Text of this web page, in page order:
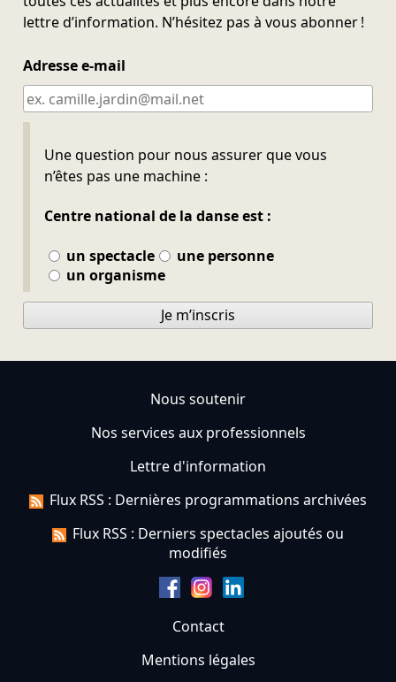
lettre d’information. N’hésitez pas à vous abonner !
Adresse e-mail
Une question pour nous assurer que vous
n’êtes pas une machine :
Centre national de la danse est :
un spectacle
une personne
un organisme
Ne pas remplir
Je m’inscris
Nous soutenir
Nos services aux professionnels
Lettre d'information
Flux RSS : Dernières programmations archivées
Flux RSS : Derniers spectacles ajoutés ou
modifiés
Contact
Mentions légales